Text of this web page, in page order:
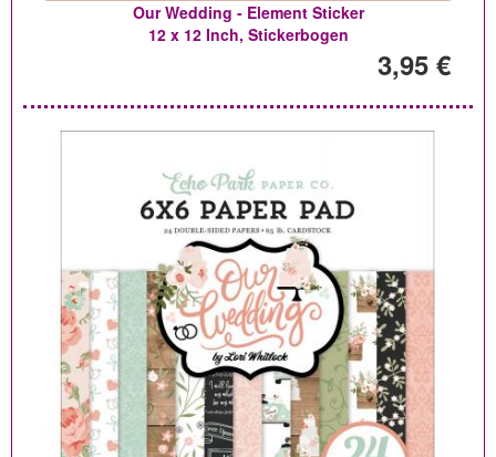
Our Wedding - Element Sticker
12 x 12 Inch, Stickerbogen
3,95 €